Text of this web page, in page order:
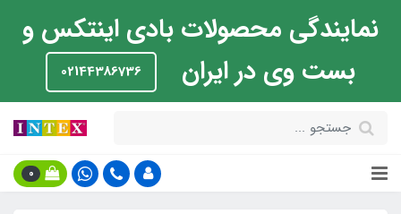
نمایندگی محصولات بادی اینتکس و
بست وی در ایران
02144386736
0